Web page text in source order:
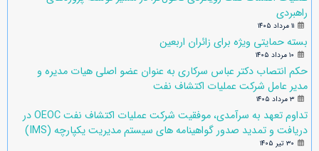
راهبردی
۱۱ مرداد ۱۴۰۵
بسته حمایتی ویژه برای زائران اربعین
۱۰ مرداد ۱۴۰۵
حکم انتصاب دکتر عباس سرکاری به عنوان عضو اصلی هیات مدیره و
مدیر عامل شرکت عملیات اکتشاف نفت
۳ مرداد ۱۴۰۵
تداوم تعهد به سرآمدی، موفقیت شرکت عملیات اکتشاف نفت OEOC در
دریافت و تمدید صدور گواهینامه های سیستم مدیریت یکپارچه (IMS)
۳۰ تیر ۱۴۰۵